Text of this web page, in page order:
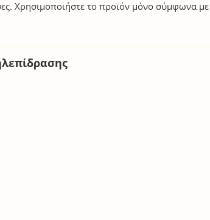
Χρησιμοποιήστε το προϊόν μόνο σύμφωνα με